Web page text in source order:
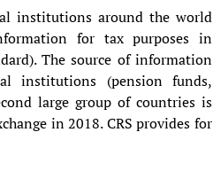
institutions around the world
for tax purposes in
The source of information
institutions (pension funds,
large group of countries is
in 2018. CRS provides for